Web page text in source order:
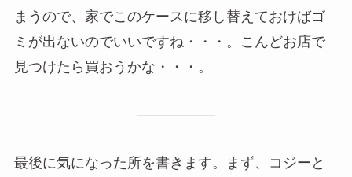
まうので、家でこのケースに移し替えておけばゴ
ミが出ないのでいいですね・・・。こんどお店で
見つけたら買おうかな・・・。
最後に気になった所を書きます。まず、コジーと